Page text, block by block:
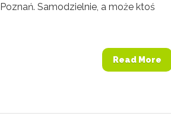
Samodzielnie, a może ktoś
Read More